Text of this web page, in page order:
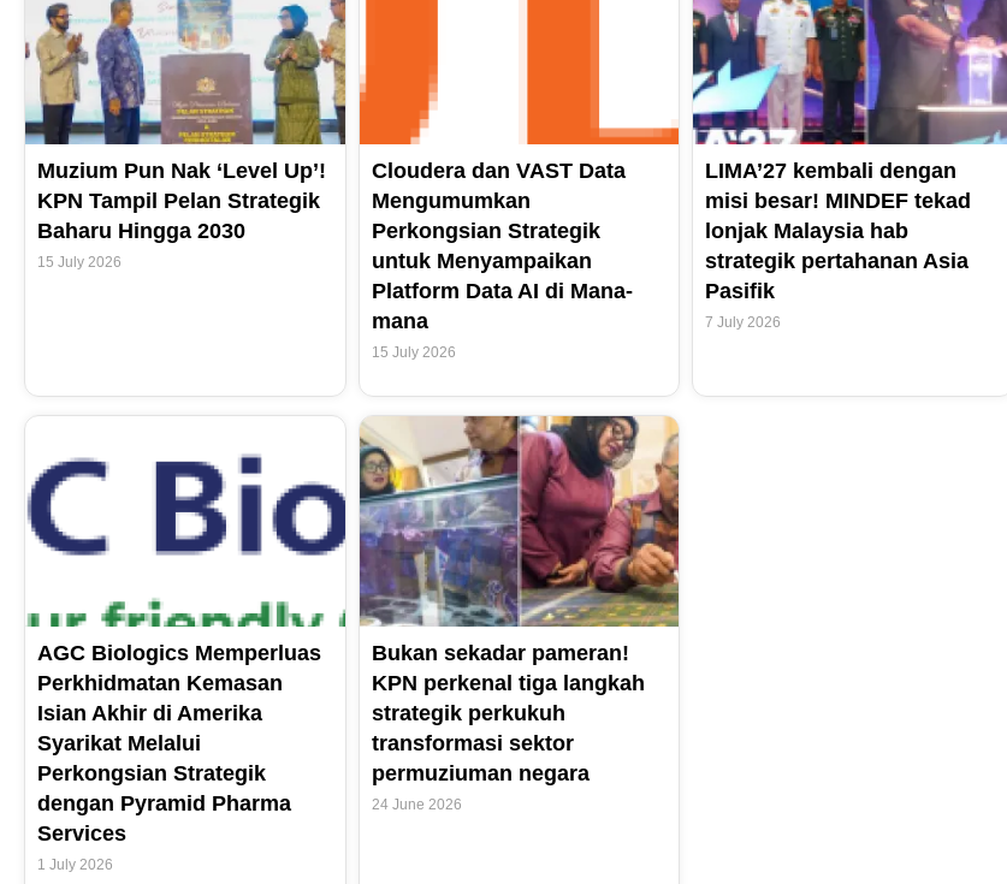
Muzium Pun Nak ‘Level Up’!
KPN Tampil Pelan Strategik
Baharu Hingga 2030
15 July 2026
Cloudera dan VAST Data
Mengumumkan
Perkongsian Strategik
untuk Menyampaikan
Platform Data AI di Mana-
mana
15 July 2026
LIMA’27 kembali dengan
misi besar! MINDEF tekad
lonjak Malaysia hab
strategik pertahanan Asia
Pasifik
7 July 2026
AGC Biologics Memperluas
Perkhidmatan Kemasan
Isian Akhir di Amerika
Syarikat Melalui
Perkongsian Strategik
dengan Pyramid Pharma
Services
1 July 2026
Bukan sekadar pameran!
KPN perkenal tiga langkah
strategik perkukuh
transformasi sektor
permuziuman negara
24 June 2026